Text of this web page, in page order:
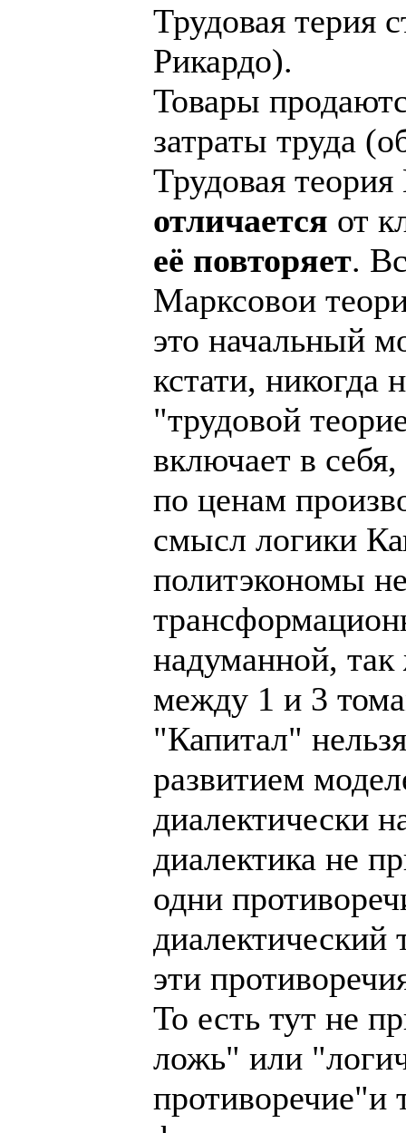
Трудовая терия
Рикардо).
Товары
затраты труда
Трудовая
отличается от
её повторяет.
Марксовои
это начальный
кстати, никогда
"трудовой
включает в
по ценам
смысл логики
политэкономы
надуманной,
между 1 и 3
"Капитал"
развитием
диалектически
диалектика не
одни
диалектический
эти
То есть тут не
ложь" или
противоречие"и